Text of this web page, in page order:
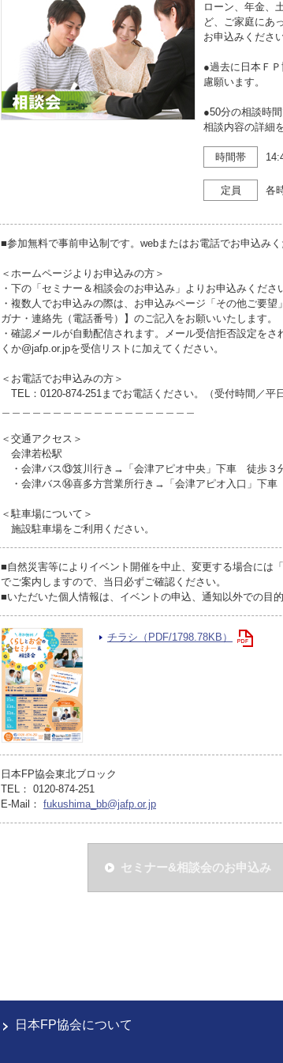
ローン、年金、
ど、ご家庭にあ
お申込みください
●過去に日本Ｆ
慮願います。
●50分の相談時
相談内容の詳細
時間帯
定員 各
■参加無料で事前申込制です。webまたはお電話でお申込み
＜ホームページよりお申込みの方＞
・下の「セミナー＆相談会のお申込み」よりお申込みくださ
・複数人でお申込みの際は、お申込みページ「その他ご要
ガナ・連絡先（電話番号）】のご記入をお願いいたします。
・確認メールが自動配信されます。メール受信拒否設定を
くか@jafp.or.jpを受信リストに加えてください。
＜お電話でお申込みの方＞
TEL：0120-874-251までお電話ください。（受付時間／平
＜交通アクセス＞
会津若松駅
・会津バス⑬笈川行き→「会津アピオ中央」下車 徒歩３
・会津バス⑭喜多方営業所行き→「会津アピオ入口」下
＜駐車場について＞
施設駐車場をご利用ください。
■自然災害等によりイベント開催を中止、変更する場合には
でご案内しますので、当日必ずご確認ください。
■いただいた個人情報は、イベントの申込、通知以外での目
チラシ（PDF/1798.78KB）
日本FP協会東北ブロック
TEL： 0120-874-251
E-Mail： fukushima_bb@jafp.or.jp
セミナー&相談会のお申込み
日本FP協会について